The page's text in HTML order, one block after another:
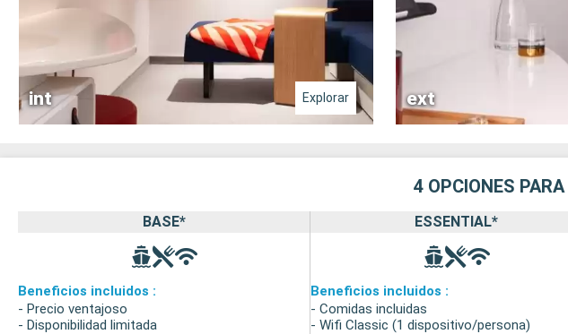
int Explorar ext
4 OPCIONES
BASE*
Beneficios incluidos :
- Precio ventajoso
- Disponibilidad limitada
ESSENTIAL*
Beneficios incluidos :
- Comidas incluidas
- Wifi Classic (1 dispositivo/persona)